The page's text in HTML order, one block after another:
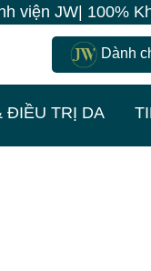
100% Khách
Dành
ĐIỀU TRỊ DA